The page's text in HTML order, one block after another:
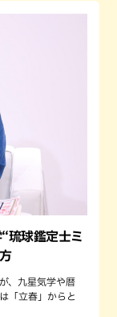
琉球鑑定士ミ
、九星気学や暦
「立春」からと